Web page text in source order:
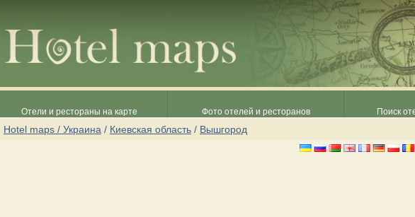
Отели и рестораны на карте Фото отелей и ресторанов Поиск
Hotel maps / Украина / Киевская область / Вышгород